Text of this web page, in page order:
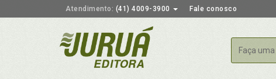
Atendimento: (41) 4009-3900 Fale conosco
Buscar